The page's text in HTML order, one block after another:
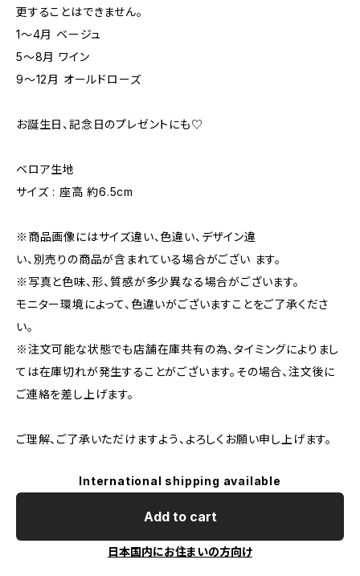
更することはできません。
1〜4月 ベージュ
5〜8月 ワイン
9〜12月 オールドローズ
お誕生日、記念日のプレゼントにも♡
ベロア生地
サイズ : 座高 約6.5cm
※商品画像にはサイズ違い、色違い、デザイン違
い、別売りの商品が含まれている場合がござい ます。
※写真と色味、形、質感が多少異なる場合がございます。
モニター環境によって、色違いがございますことをご了承くださ
い。
※注文可能な状態でも店舗在庫共有の為、タイミングによりまし
ては在庫切れが発生することがございます。その場合、注文後に
ご連絡を差し上げます。
ご理解、ご了承いただけますよう、よろしくお願い申し上げます。
International shipping available
Add to cart
日本国内にお住まいの方向け